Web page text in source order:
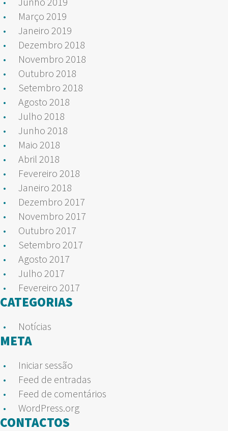
Março 2019
Janeiro 2019
Dezembro 2018
Novembro 2018
Outubro 2018
Setembro 2018
Agosto 2018
Julho 2018
Junho 2018
Maio 2018
Abril 2018
Fevereiro 2018
Janeiro 2018
Dezembro 2017
Novembro 2017
Outubro 2017
Setembro 2017
Agosto 2017
Julho 2017
Fevereiro 2017
CATEGORIAS
Notícias
META
Iniciar sessão
Feed de entradas
Feed de comentários
WordPress.org
CONTACTOS